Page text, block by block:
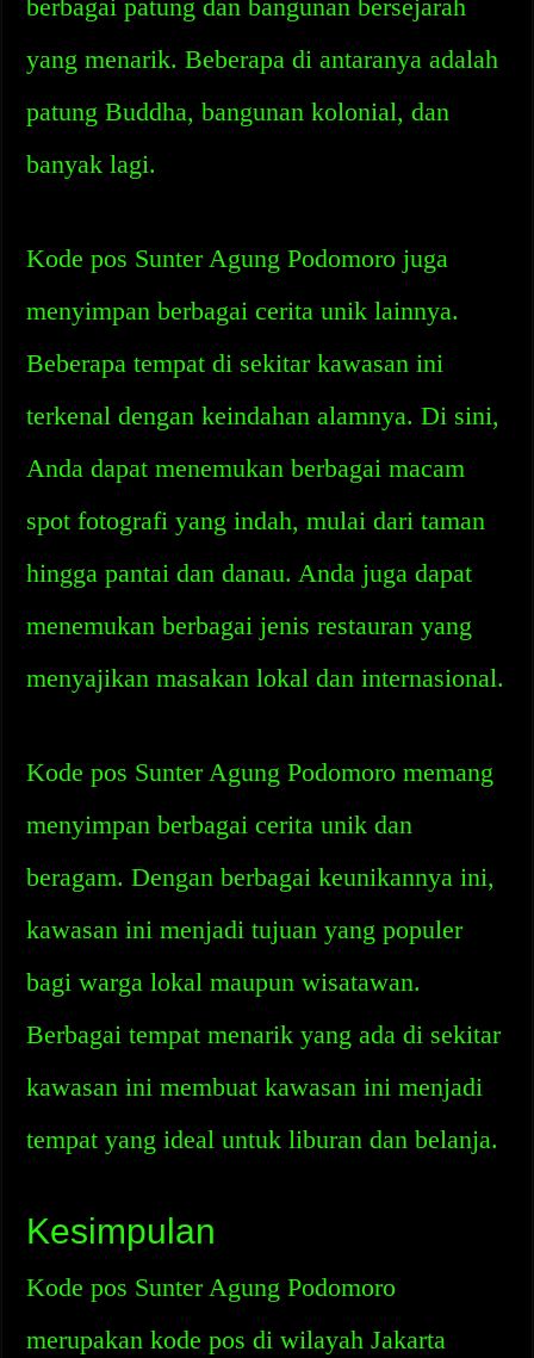
berbagai patung dan bangunan bersejarah
yang menarik. Beberapa di antaranya adalah
patung Buddha, bangunan kolonial, dan
banyak lagi.
Kode pos Sunter Agung Podomoro juga
menyimpan berbagai cerita unik lainnya.
Beberapa tempat di sekitar kawasan ini
terkenal dengan keindahan alamnya. Di sini,
Anda dapat menemukan berbagai macam
spot fotografi yang indah, mulai dari taman
hingga pantai dan danau. Anda juga dapat
menemukan berbagai jenis restauran yang
menyajikan masakan lokal dan internasional.
Kode pos Sunter Agung Podomoro memang
menyimpan berbagai cerita unik dan
beragam. Dengan berbagai keunikannya ini,
kawasan ini menjadi tujuan yang populer
bagi warga lokal maupun wisatawan.
Berbagai tempat menarik yang ada di sekitar
kawasan ini membuat kawasan ini menjadi
tempat yang ideal untuk liburan dan belanja.
Kesimpulan
Kode pos Sunter Agung Podomoro
merupakan kode pos di wilayah Jakarta